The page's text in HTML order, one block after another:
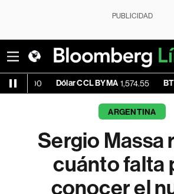
PUBLICIDAD
Dólar CCL BYMA 1,574.55 BTC/USD
ARGENTINA
Sergio Massa
cuánto falta
conocer el